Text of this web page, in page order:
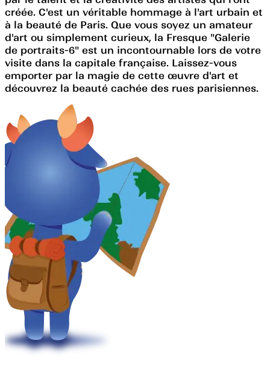
créée. C'est un véritable hommage à l'art urbain et
à la beauté de Paris. Que vous soyez un amateur
d'art ou simplement curieux, la Fresque "Galerie
de portraits-6" est un incontournable lors de votre
visite dans la capitale française. Laissez-vous
emporter par la magie de cette œuvre d'art et
découvrez la beauté cachée des rues parisiennes.